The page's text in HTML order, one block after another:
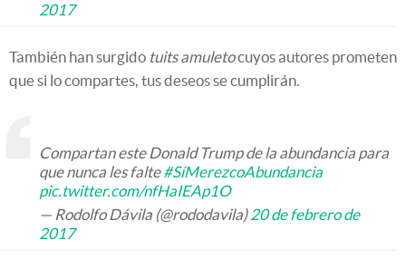
2017
También han surgido tuits amuletocuyos autores prometen
que si lo compartes, tus deseos se cumplirán.
Compartan este Donald Trump de la abundancia para
que nunca les falte#SíMerezcoAbundancia
pic.twitter.com/nfHaIEAp1O
— Rodolfo Dávila (@rododavila)20 de febrero de
2017